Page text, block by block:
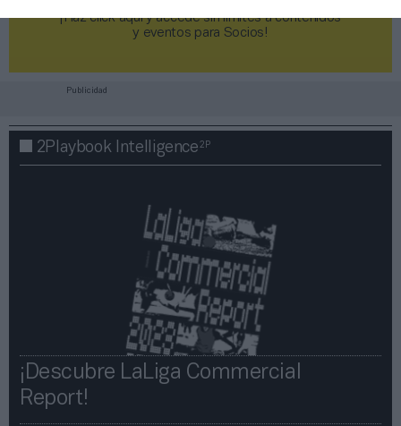
¡Haz click aquí y accede sin límites a contenidos
y eventos para Socios!​​​​​​​
Publicidad
2Playbook Intelligence2P
¡Descubre LaLiga Commercial
Report!​​